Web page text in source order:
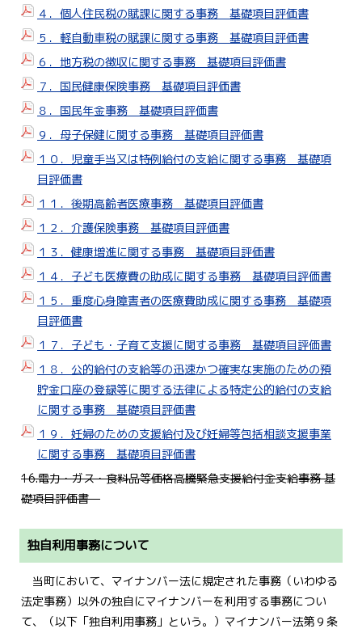
４．個人住民税の賦課に関する事務 基礎項目評価書
５．軽自動車税の賦課に関する事務 基礎項目評価書
６．地方税の徴収に関する事務 基礎項目評価書
７．国民健康保険事務 基礎項目評価書
８．国民年金事務 基礎項目評価書
９．母子保健に関する事務 基礎項目評価書
１０．児童手当又は特例給付の支給に関する事務 基礎項
目評価書
１１．後期高齢者医療事務 基礎項目評価書
１２．介護保険事務 基礎項目評価書
１３．健康増進に関する事務 基礎項目評価書
１４．子ども医療費の助成に関する事務 基礎項目評価書
１５．重度心身障害者の医療費助成に関する事務 基礎項
目評価書
１７．子ども・子育て支援に関する事務 基礎項目評価書
１８．公的給付の支給等の迅速かつ確実な実施のための預
貯金口座の登録等に関する法律による特定公的給付の支給
に関する事務 基礎項目評価書
１９．妊婦のための支援給付及び妊婦等包括相談支援事業
に関する事務 基礎項目評価書
16.電力・ガス・食料品等価格高騰緊急支援給付金支給事務 基
礎項目評価書
独自利用事務について
当町において、マイナンバー法に規定された事務（いわゆる
法定事務）以外の独自にマイナンバーを利用する事務につい
て、（以下「独自利用事務」という。）マイナンバー法第９条